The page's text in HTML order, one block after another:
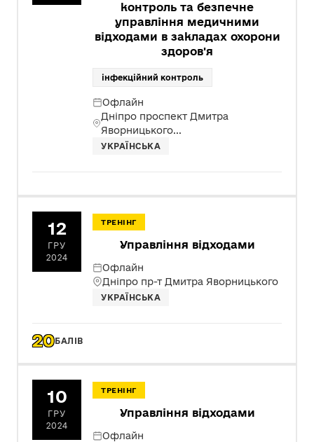
контроль та безпечне
управління медичними
відходами в закладах охорони
здоров'я
інфекційний контроль
Офлайн
Дніпро проспект Дмитра
Яворницького...
УКРАЇНСЬКА
12
ГРУ
2024
ТРЕНІНГ
Управління відходами
Офлайн
Дніпро пр-т Дмитра Яворницького
УКРАЇНСЬКА
20БАЛІВ
10
ГРУ
2024
ТРЕНІНГ
Управління відходами
Офлайн